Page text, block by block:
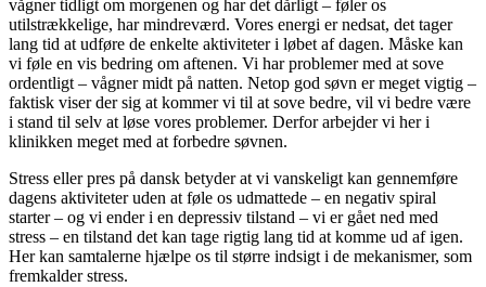
vågner tidligt om morgenen og har det dårligt – føler os
utilstrækkelige, har mindreværd. Vores energi er nedsat, det tager
lang tid at udføre de enkelte aktiviteter i løbet af dagen. Måske kan
vi føle en vis bedring om aftenen. Vi har problemer med at sove
ordentligt – vågner midt på natten. Netop god søvn er meget vigtig –
faktisk viser der sig at kommer vi til at sove bedre, vil vi bedre være
i stand til selv at løse vores problemer. Derfor arbejder vi her i
klinikken meget med at forbedre søvnen.
Stress eller pres på dansk betyder at vi vanskeligt kan gennemføre
dagens aktiviteter uden at føle os udmattede – en negativ spiral
starter – og vi ender i en depressiv tilstand – vi er gået ned med
stress – en tilstand det kan tage rigtig lang tid at komme ud af igen.
Her kan samtalerne hjælpe os til større indsigt i de mekanismer, som
fremkalder stress.